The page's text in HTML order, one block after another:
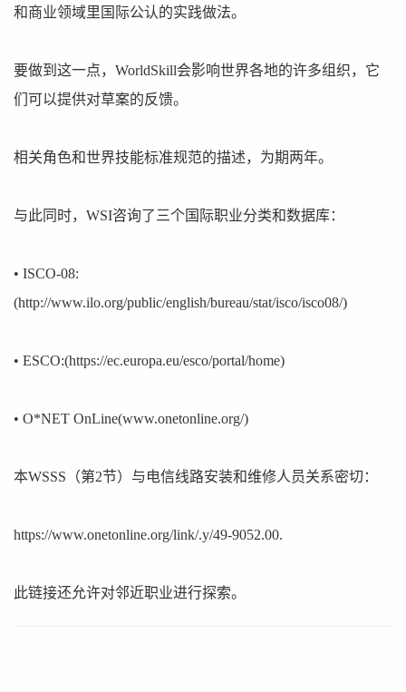
和商业领域里国际公认的实践做法。
要做到这一点，WorldSkill会影响世界各地的许多组织，它
们可以提供对草案的反馈。
相关角色和世界技能标准规范的描述，为期两年。
与此同时，WSI咨询了三个国际职业分类和数据库：
• ISCO-08:
(http://www.ilo.org/public/english/bureau/stat/isco/isco08/)
• ESCO:(https://ec.europa.eu/esco/portal/home)
• O*NET OnLine(www.onetonline.org/)
本WSSS（第2节）与电信线路安装和维修人员关系密切：
https://www.onetonline.org/link/.y/49-9052.00.
此链接还允许对邻近职业进行探索。